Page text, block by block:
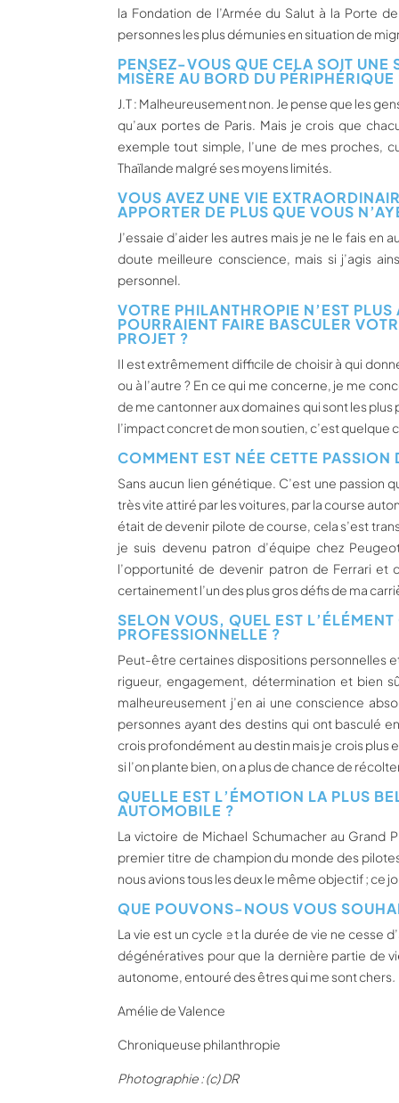
la Fondation de l’Armée du Salut à la Porte
personnes les plus démunies en situation de
PENSEZ-VOUS QUE CELA SOIT UNE
MISÈRE AU BORD DU PÉRIPHÉRIQUE
J.T : Malheureusement non. Je pense que les
qu’aux portes de Paris. Mais je crois que
exemple tout simple, l’une de mes proches,
Thaïlande malgré ses moyens limités.
VOUS AVEZ UNE VIE
APPORTER DE PLUS QUE VOUS
J’essaie d’aider les autres mais je ne le fais
doute meilleure conscience, mais si j’agis
personnel.
VOTRE PHILANTHROPIE N’EST
POURRAIENT FAIRE BASCULER
PROJET ?
Il est extrêmement difficile de choisir à qui
ou à l’autre ? En ce qui me concerne, je me
de me cantonner aux domaines qui sont les
l’impact concret de mon soutien, c’est quelque
COMMENT EST NÉE CETTE
Sans aucun lien génétique. C’est une passion
très vite attiré par les voitures, par la course
était de devenir pilote de course, cela s’est
je suis devenu patron d’équipe chez
l’opportunité de devenir patron de Ferrari et
certainement l’un des plus gros défis de ma
SELON VOUS, QUEL EST
PROFESSIONNELLE ?
Peut-être certaines dispositions personnelles
rigueur, engagement, détermination et bien
malheureusement j’en ai une conscience
personnes ayant des destins qui ont basculé
crois profondément au destin mais je crois plus
si l’on plante bien, on a plus de chance de
QUELLE EST L’ÉMOTION LA PLUS
AUTOMOBILE ?
La victoire de Michael Schumacher au Grand
premier titre de champion du monde des pilotes
nous avions tous les deux le même objectif ; ce
QUE POUVONS-NOUS VOUS
La vie est un cycle et la durée de vie ne cesse
dégénératives pour que la dernière partie de
autonome, entouré des êtres qui me sont chers.
Amélie de Valence
Chroniqueuse philanthropie
Photographie : (c) DR